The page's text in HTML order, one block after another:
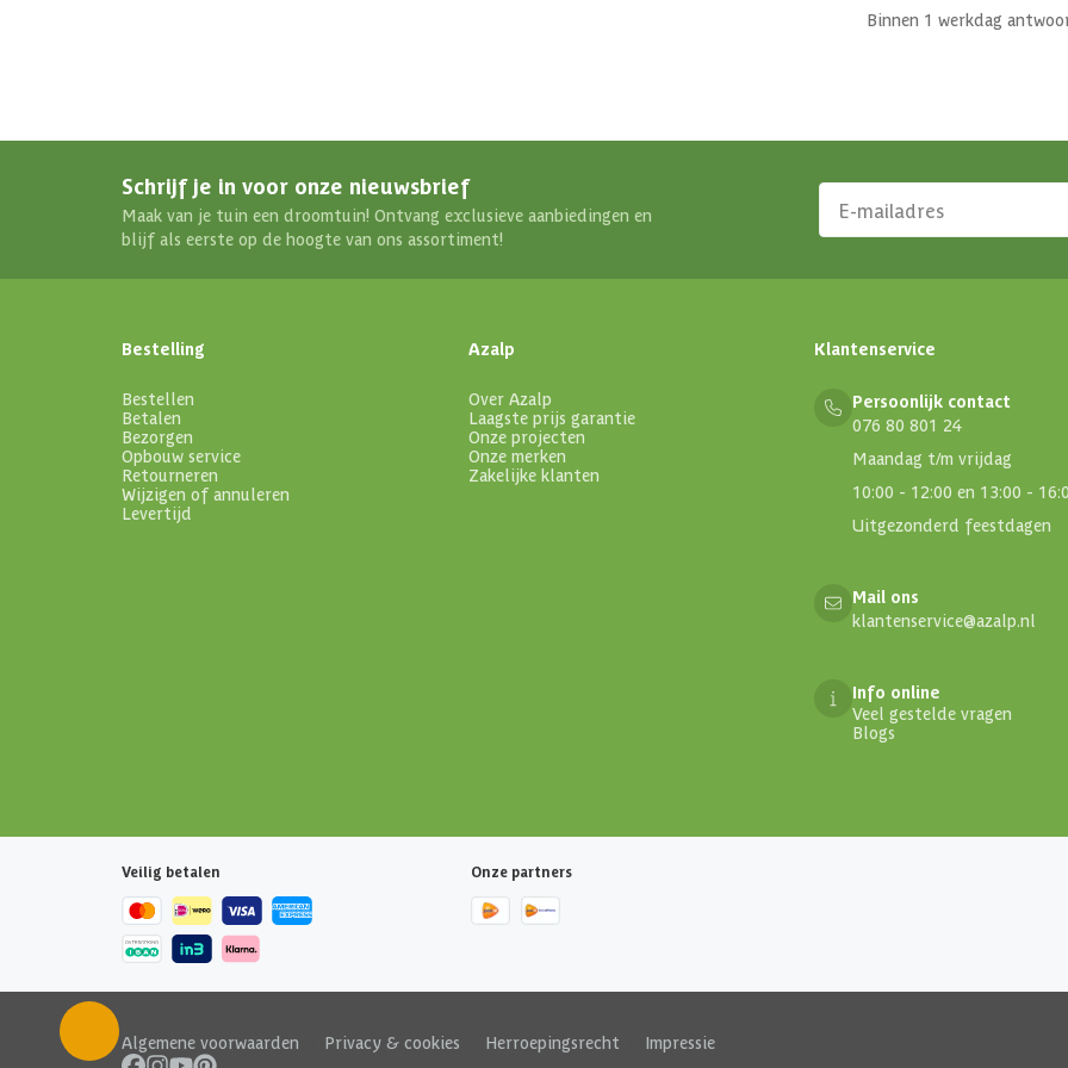
Binnen 1 werkdag
Schrijf je in voor onze nieuwsbrief
Maak van je tuin een droomtuin! Ontvang exclusieve aanbiedingen en
blijf als eerste op de hoogte van ons assortiment!
Bestelling
Bestellen
Betalen
Bezorgen
Opbouw service
Retourneren
Wijzigen of annuleren
Levertijd
Azalp
Over Azalp
Laagste prijs garantie
Onze projecten
Onze merken
Zakelijke klanten
Klantenservice
Persoonlijk contact
076 80 801 24
Maandag t/m vrijdag
10:00 - 12:00 en 13:00 -
Uitgezonderd feestdagen
Mail ons
klantenservice@azalp.nl
Info online
Veel gestelde vragen
Blogs
Veilig betalen Onze partners
Algemene voorwaarden Privacy & cookies Herroepingsrecht Impressie